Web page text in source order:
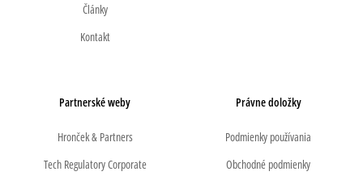
Články
Kontakt
Partnerské weby
Hronček & Partners
Tech Regulatory Corporate
Právne doložky
Podmienky používania
Obchodné podmienky